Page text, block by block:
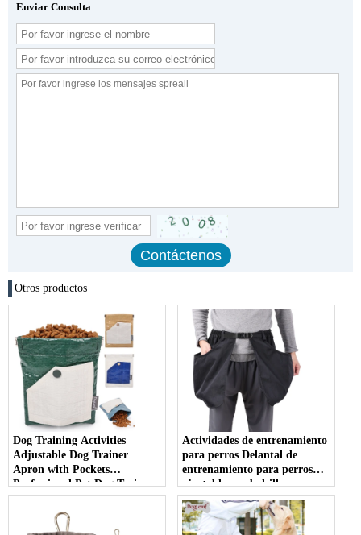
Enviar Consulta
Otros productos
Dog Training Activities
Adjustable Dog Trainer
Apron with Pockets
Professional Pet Dog Trainer
Shorts Pants - COPY - jo93h1
Actividades de entrenamiento
para perros Delantal de
entrenamiento para perros
ajustable con bolsillos
Pantalones cortos de
entrenamiento para perros
profesionales